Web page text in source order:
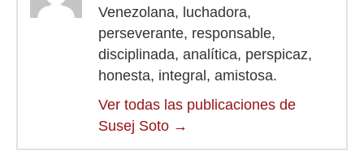
Venezolana, luchadora,
perseverante, responsable,
disciplinada, analítica, perspicaz,
honesta, integral, amistosa.
Ver todas las publicaciones de
Susej Soto →